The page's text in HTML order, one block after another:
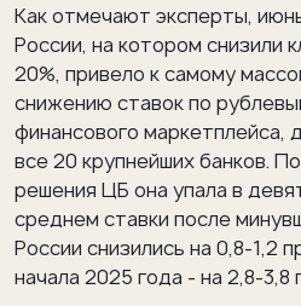
Как отмечают эксперты,
России, на котором снизили
20%, привело к самому
снижению ставок по
финансового маркетплейса,
все 20 крупнейших банков.
решения ЦБ она упала в
среднем ставки после
России снизились на 0,8-1,2
начала 2025 года - на 2,8-3,8